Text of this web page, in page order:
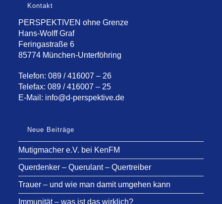
Kontakt
PERSPEKTIVEN ohne Grenze
Hans-Wolff Graf
Feringastraße 6
85774 München-Unterföhring
Telefon: 089 / 416007 – 26
Telefax: 089 / 416007 – 25
E-Mail: info@d-perspektive.de
Neue Beiträge
Mutigmacher e.V. bei KenFM
Querdenker – Querulant – Quertreiber
Trauer – und wie man damit umgehen kann
Immunität – was ist das wirklich?